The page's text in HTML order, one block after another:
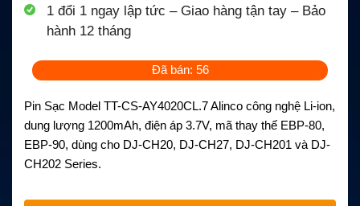
1 đổi 1 ngay lập tức – Giao hàng tận tay – Bảo
hành 12 tháng
Đã bán: 56
Pin Sạc Model TT-CS-AY4020CL.7 Alinco công nghệ Li-ion,
dung lượng 1200mAh, điện áp 3.7V, mã thay thế EBP-80,
EBP-90, dùng cho DJ-CH20, DJ-CH27, DJ-CH201 và DJ-
CH202 Series.